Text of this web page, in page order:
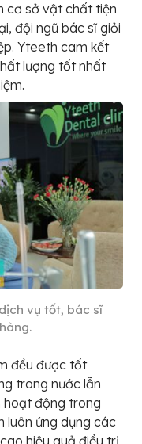
cơ sở vật chất tiện
đội ngũ bác sĩ giỏi
Yteeth cam kết
lượng tốt nhất
vụ tốt, bác sĩ
đều được tốt
trong nước lẫn
hoạt động trong
luôn ứng dụng các
hiệu quả điều trị